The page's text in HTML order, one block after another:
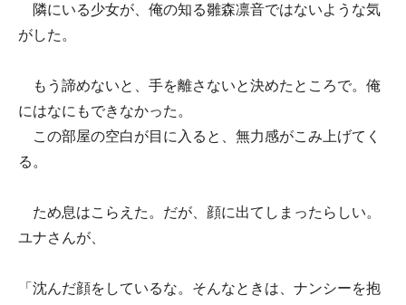
隣にいる少女が、俺の知る雛森凛音ではないような気
がした。
もう諦めないと、手を離さないと決めたところで。俺
にはなにもできなかった。
この部屋の空白が目に入ると、無力感がこみ上げてく
る。
ため息はこらえた。だが、顔に出てしまったらしい。
ユナさんが、
「沈んだ顔をしているな。そんなときは、ナンシーを抱